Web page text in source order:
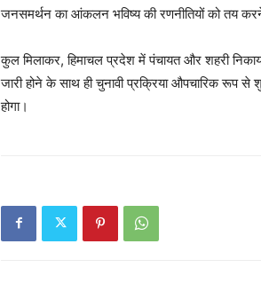
जनसमर्थन का आंकलन भविष्य की रणनीतियों को तय
कुल मिलाकर, हिमाचल प्रदेश में पंचायत और शहरी
जारी होने के साथ ही चुनावी प्रक्रिया औपचारिक रूप
होगा।